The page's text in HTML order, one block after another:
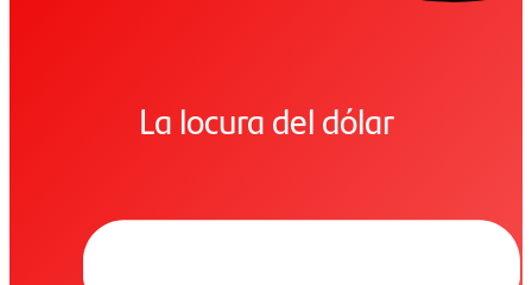
La locura del dólar